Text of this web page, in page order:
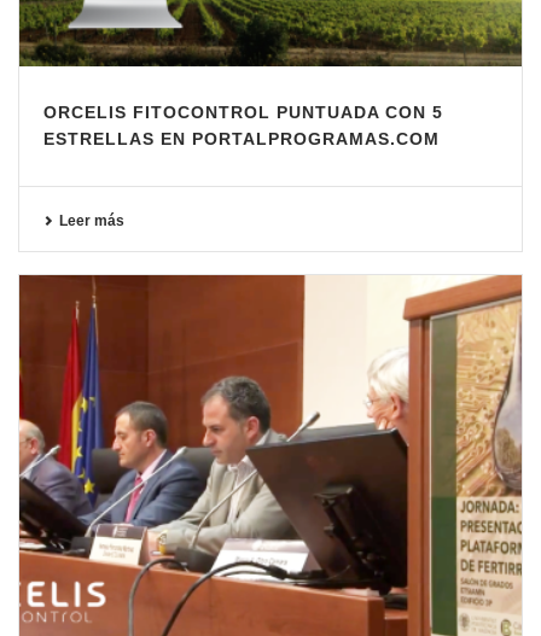
ORCELIS FITOCONTROL PUNTUADA CON 5
ESTRELLAS EN PORTALPROGRAMAS.COM
Leer más